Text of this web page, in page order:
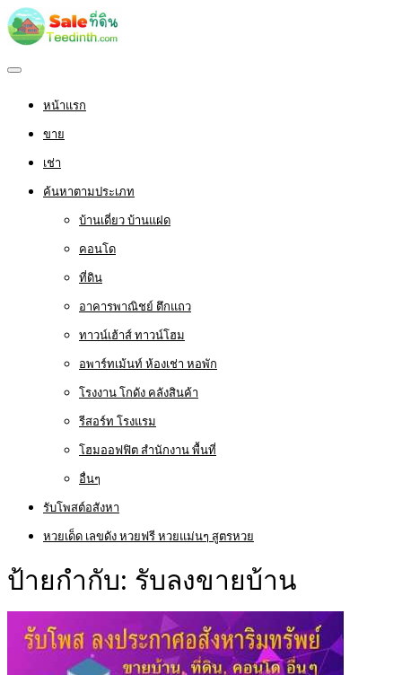
หน้าแรก
ขาย
เช่า
ค้นหาตามประเภท
บ้านเดี่ยว บ้านแฝด
คอนโด
ที่ดิน
อาคารพาณิชย์ ตึกแถว
ทาวน์เฮ้าส์ ทาวน์โฮม
อพาร์ทเม้นท์ ห้องเช่า หอพัก
โรงงาน โกดัง คลังสินค้า
รีสอร์ท โรงแรม
โฮมออฟฟิต สำนักงาน พื้นที่
อื่นๆ
รับโพสต์อสังหา
หวยเด็ด เลขดัง หวยฟรี หวยแม่นๆ สูตรหวย
ป้ายกำกับ: รับลงขายบ้าน